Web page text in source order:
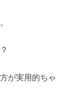
が実用的ちゃ